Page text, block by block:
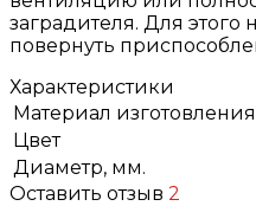
заградителя. Для
повернуть
Характеристики
Материал изготовления
Цвет
Диаметр, мм.
Оставить отзыв 2